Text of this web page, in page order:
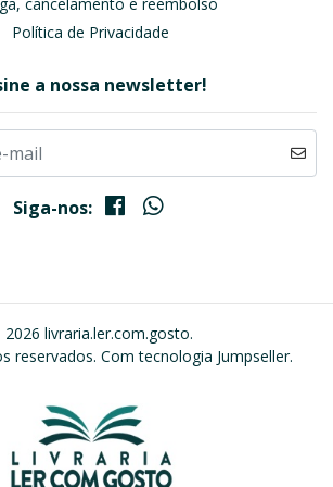
Política de Privacidade
a nossa newsletter!
Siga-nos:
livraria.ler.com.gosto.
reservados. Com tecnologia Jumpseller.